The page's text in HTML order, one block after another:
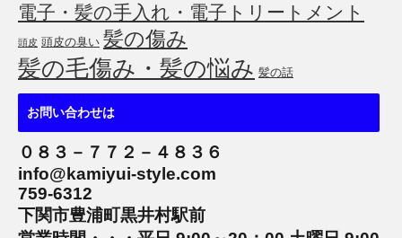
電子・髪の手入れ・電子トリートメント
頭皮 頭皮の臭い 髪の傷み
髪の毛傷み・髪の悩み 髪の話
お問い合わせは
０８３－７７２－４８３６
info@kamiyui-style.com
759-6312
下関市豊浦町黒井村駅前